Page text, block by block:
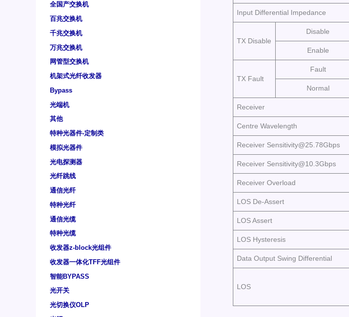
全国产交换机
百兆交换机
千兆交换机
万兆交换机
网管型交换机
机架式光纤收发器
Bypass
光端机
其他
特种光器件-定制类
模拟光器件
光电探测器
光纤跳线
通信光纤
特种光纤
通信光缆
特种光缆
收发器z-block光组件
收发器一体化TFF光组件
智能BYPASS
光开关
光切换仪OLP
Input Differential Impedance
TX Disable
Disable
Enable
TX Fault
Fault
Normal
Receiver
Centre Wavelength
Receiver Sensitivity@25.78Gbps
Receiver Sensitivity@10.3Gbps
Receiver Overload
LOS De-Assert
LOS Assert
LOS Hysteresis
Data Output Swing Differential
LOS